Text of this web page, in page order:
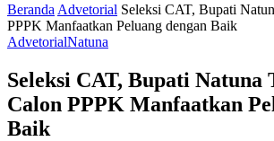
Beranda Advetorial Seleksi CAT, Bupati
PPPK Manfaatkan Peluang dengan Baik
AdvetorialNatuna
Seleksi CAT, Bupati Natuna
Calon PPPK Manfaatkan
Baik